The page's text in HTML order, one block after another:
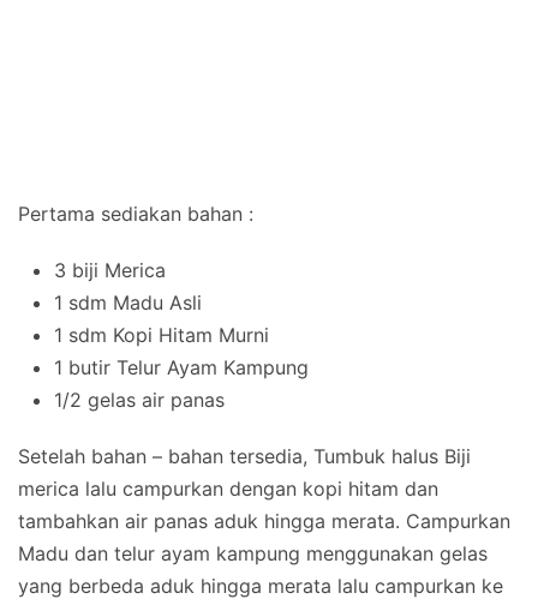
Pertama sediakan bahan :
3 biji Merica
1 sdm Madu Asli
1 sdm Kopi Hitam Murni
1 butir Telur Ayam Kampung
1/2 gelas air panas
Setelah bahan – bahan tersedia, Tumbuk halus Biji
merica lalu campurkan dengan kopi hitam dan
tambahkan air panas aduk hingga merata. Campurkan
Madu dan telur ayam kampung menggunakan gelas
yang berbeda aduk hingga merata lalu campurkan ke